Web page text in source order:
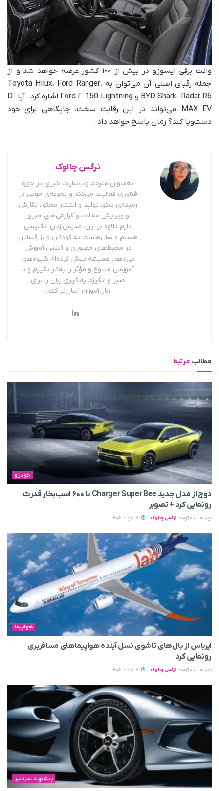
وانت برقی ایسوزو در بیش از ۱۰۰ کشور عرضه خواهد شد و از
جمله رقبای اصلی آن می‌توان به Toyota Hilux، Ford Ranger،
BYD Shark، Radar R6 و Ford F-150 Lightning اشاره کرد. آیا D-
MAX EV می‌تواند در این رقابت سخت، جایگاهی برای خود
دست‌وپا کند؟ زمان پاسخ خواهد داد.
نرگس چالوک
به‌عنوان مترجم وب‌سایت خبری در حوزه
فناوری فعالیت می‌کنم و تجربه‌ی خوبی در
زمینه‌ی سئو، تولید و انتشار محتوا، نگارش
و ویرایش مقالات و گزارش‌های خبری
دارم.علاوه بر این، مدرس زبان انگلیسی
هستم و سال‌هاست به کودکان و بزرگسالان
در محیط‌های حضوری و آنلاین آموزش
می‌دهم. همیشه تلاش کرده‌ام شیوه‌های
آموزشی متنوع و مؤثر را به‌کار بگیرم و با
صبر و انگیزه، یادگیری زبان را برای
زبان‌آموزان آسان‌تر کنم.
مطالب مرتبط
خودرو
دوج از مدل جدید Charger Super Bee با ۶۰۰ اسب‌بخار قدرت
رونمایی کرد + تصویر
نوشته شده توسط نرگس چالوک
هواپیما
ایرباس از بال‌های تاشوی نسل آینده هواپیماهای مسافربری
رونمایی کرد
نوشته شده توسط نرگس چالوک
پیشنهاد سردبیر